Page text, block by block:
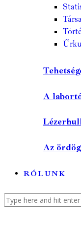
A
Az
RÓLUNK